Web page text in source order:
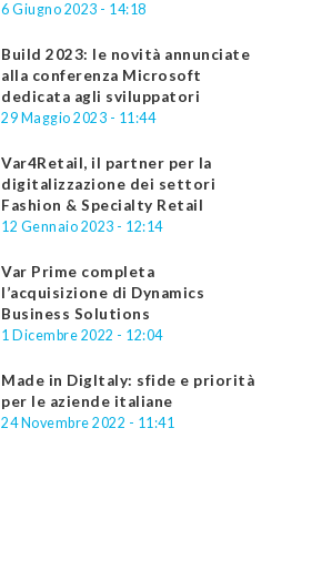
6 Giugno 2023 - 14:18
Build 2023: le novità annunciate
alla conferenza Microsoft
dedicata agli sviluppatori
29 Maggio 2023 - 11:44
Var4Retail, il partner per la
digitalizzazione dei settori
Fashion & Specialty Retail
12 Gennaio 2023 - 12:14
Var Prime completa
l’acquisizione di Dynamics
Business Solutions
1 Dicembre 2022 - 12:04
Made in DigItaly: sfide e priorità
per le aziende italiane
24 Novembre 2022 - 11:41